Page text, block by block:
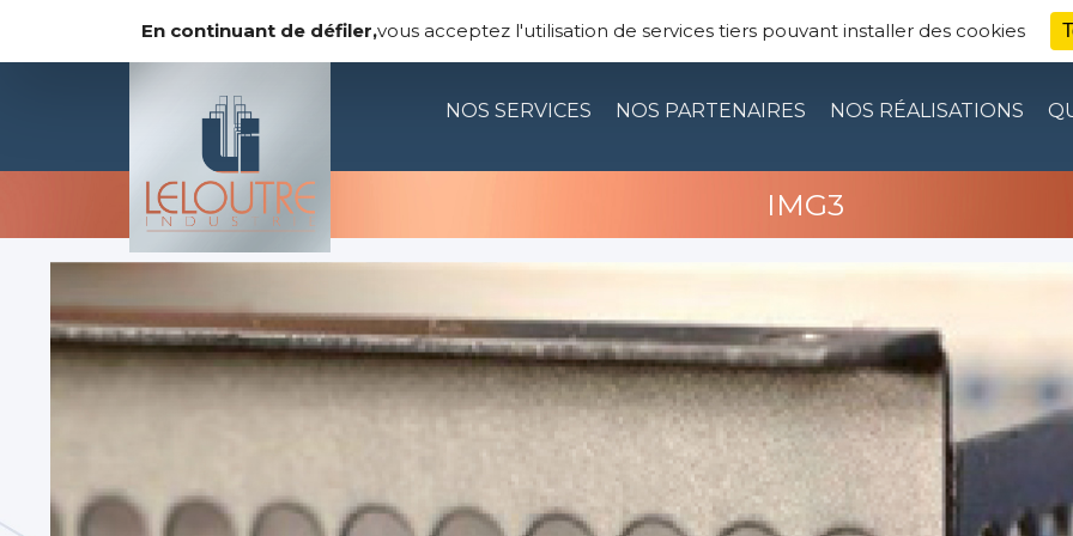
LELOUTRE INDUSTRIE — TÔLERIE INDUSTRIELLE DE PRÉCISION —
NOS SERVICES NOS PARTENAIRES NOS RÉALISATIONS
IMG3
En continuant de défiler,vous acceptez l'utilisation de services tiers pouvant installer des cookies